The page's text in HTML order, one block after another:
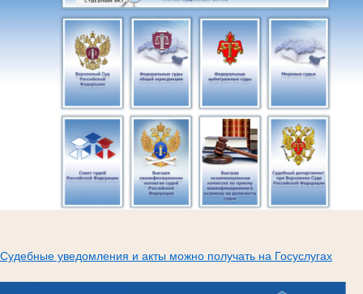
Судебные уведомления и акты можно получать на Госуслугах